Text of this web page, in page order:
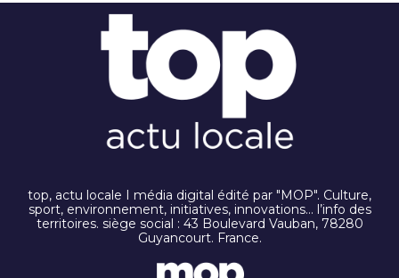
top, actu locale I média digital édité par "MOP". Culture,
sport, environnement, initiatives, innovations… l’info des
territoires. siège social : 43 Boulevard Vauban, 78280
Guyancourt. France.